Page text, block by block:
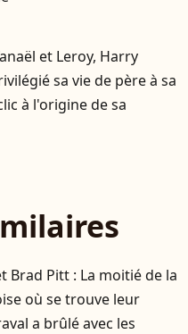
et Leroy, Harry
sa vie de père à sa
à l'origine de sa
Brad Pitt : La moitié de la
où se trouve leur
a brûlé avec les